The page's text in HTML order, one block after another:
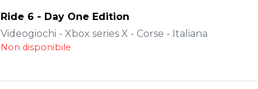
Ride 6 - Day One Edition
Videogiochi - Xbox series X - Corse - Italiana
Non disponibile